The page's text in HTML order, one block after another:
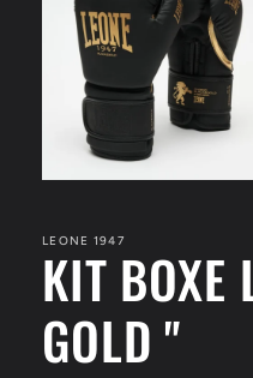
1
in
finestra
modale
LEONE 1947
KIT BOXE
GOLD "